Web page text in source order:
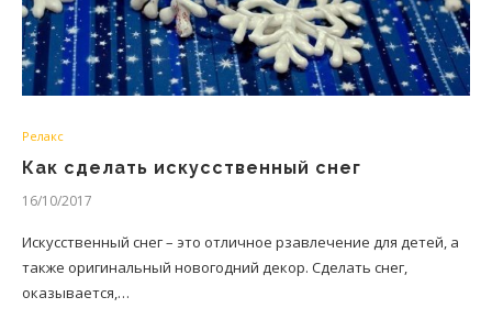
Релакс
Как сделать искусственный снег
16/10/2017
Искусственный снег – это отличное рзавлечение для детей, а
также оригинальный новогодний декор. Сделать снег,
оказывается,…